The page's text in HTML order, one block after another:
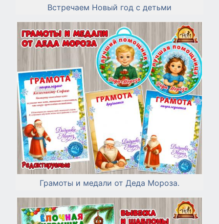
Встречаем Новый год с детьми
Грамоты и медали от Деда Мороза.